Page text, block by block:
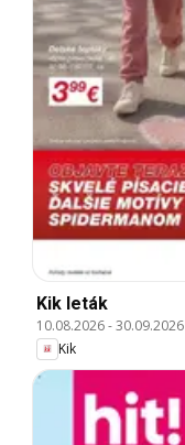
Kik leták
10.08.2026-30.09.2026
Kik